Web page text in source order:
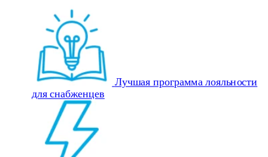
Лучшая программа лояльности
для снабженцев